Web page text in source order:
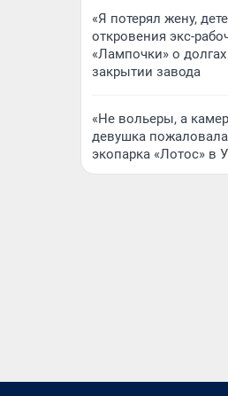
«Я потерял жену,
откровения экс-
«Лампочки» о
закрытии завода
«Не вольеры, а
девушка
экопарка «Лотос» в